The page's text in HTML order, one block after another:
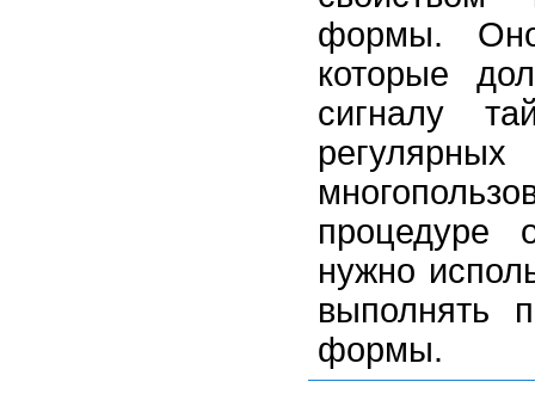
формы. Оно
которые
сигналу
процедуре
нужно
выполнять
формы.